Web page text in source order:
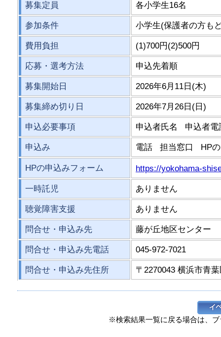
募集定員 各小学生16名
参加条件 小学生(保護者の方も
費用負担 (1)700円(2)500円
応募・選考方法 申込先着順
募集開始日 2026年6月11日(木)
募集締め切り日 2026年7月26日(日)
申込必要事項 申込者氏名 申込者
申込み 電話 担当窓口 HPの
HPの申込みフォーム https://yokohama-
一時託児 ありません
聴覚障害支援 ありません
問合せ・申込み先 藤が丘地区センター
問合せ・申込み先電話 045-972-7021
問合せ・申込み先住所 〒2270043 横浜市青
※検索結果一覧に戻る場合は、